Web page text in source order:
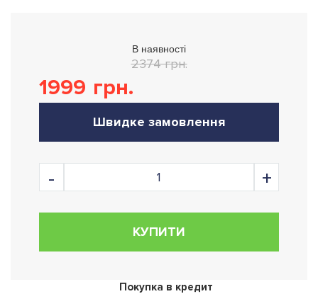
В наявності
2374 грн.
1999 грн.
Швидке замовлення
КУПИТИ
Покупка в кредит